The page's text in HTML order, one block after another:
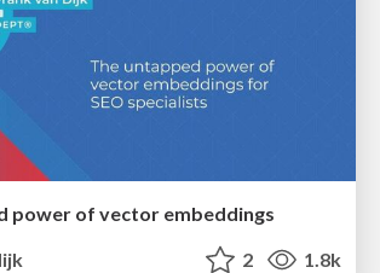
power of vector embeddings
2 1.8k